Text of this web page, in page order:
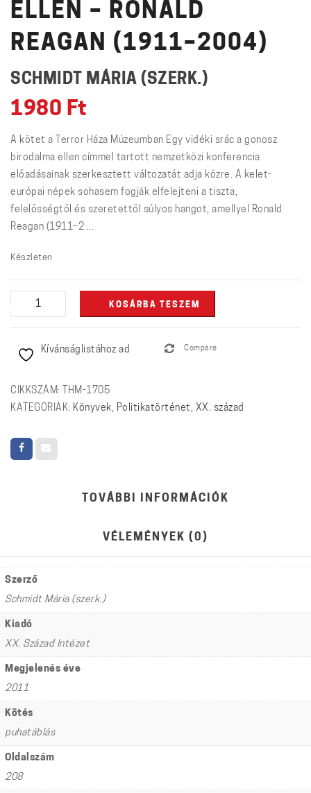
ELLEN – RONALD
REAGAN (1911–2004)
SCHMIDT MÁRIA (SZERK.)
1980 Ft
A kötet a Terror Háza Múzeumban Egy vidéki srác a gonosz
birodalma ellen címmel tartott nemzetközi konferencia
előadásainak szerkesztett változatát adja közre. A kelet-
európai népek sohasem fogják elfelejteni a tiszta,
felelősségtől és szeretettől súlyos hangot, amellyel Ronald
Reagan (1911–2 ...
Készleten
vidéki
birodalma
ellen
Ronald
Reagan
KOSÁRBA TESZEM
Kívánságlistához ad Compare
CIKKSZÁM: THM-1705
KATEGÓRIÁK: Könyvek, Politikatörténet , XX. század
TOVÁBBI INFORMÁCIÓK
VÉLEMÉNYEK (0)
Szerző
Schmidt Mária (szerk.)
Kiadó
XX. Század Intézet
Megjelenés éve
2011
Kötés
puhatáblás
Oldalszám
208